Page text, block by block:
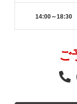
14:00～18:30
ご